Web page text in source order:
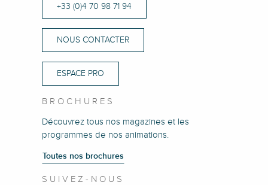
+33 (0)4 70 98 71 94
NOUS CONTACTER
ESPACE PRO
BROCHURES
Découvrez tous nos magazines et les
programmes de nos animations.
Toutes nos brochures
SUIVEZ-NOUS